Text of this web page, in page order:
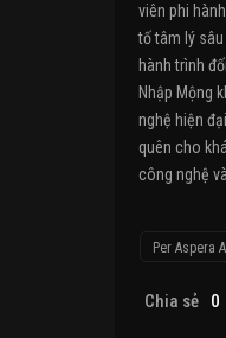
viên phi
tố tâm lý
hành trình
Nhập Mộng
nghệ hiện
quên cho
công nghệ
Per Aspera
Chia sẻ 0